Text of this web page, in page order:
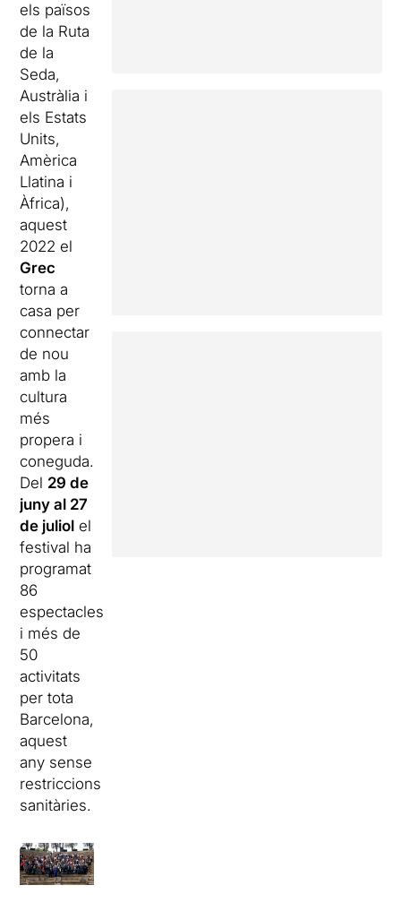
els països
de la Ruta
de la
Seda,
Austràlia i
els Estats
Units,
Amèrica
Llatina i
Àfrica),
aquest
2022 el
Grec
torna a
casa per
connectar
de nou
amb la
cultura
més
propera i
coneguda.
Del 29 de
juny al 27
de juliol el
festival ha
programat
86
espectacles
i més de
50
activitats
per tota
Barcelona,
aquest
any sense
restriccions
sanitàries.